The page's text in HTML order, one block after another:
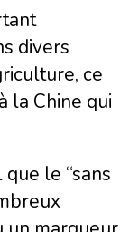
divers
ce
la Chine qui
le “sans